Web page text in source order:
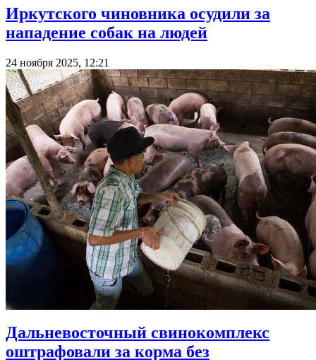
Иркутского чиновника осудили за
нападение собак на людей
24 ноября 2025, 12:21
Дальневосточный свинокомплекс
оштрафовали за корма без